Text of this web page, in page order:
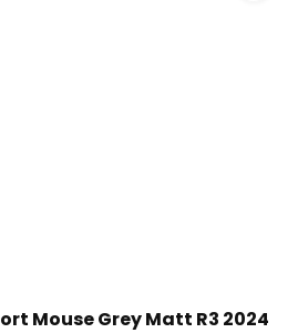
Mouse Grey Matt R3 2024